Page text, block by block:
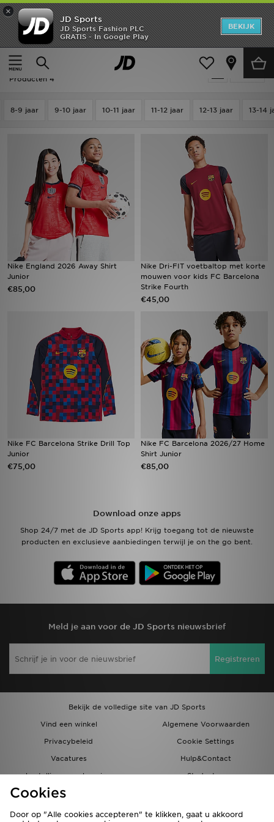
×
JD Sports
JD Sports Fashion PLC
GRATIS - In Google Play
BEKIJK
Thuis
Kids Junior Kleding (8-15 jaar) Replica outfits
Kids - Rood Nike Replica outfits
Producten 4
8-9 jaar 9-10 jaar 10-11 jaar 11-12 jaar 12-13 jaar 13-14
Nike England 2026 Away Shirt
Junior
€85,00
Nike Dri-FIT voetbaltop met korte
mouwen voor kids FC Barcelona
Strike Fourth
€45,00
Nike FC Barcelona Strike Drill Top
Junior
€75,00
Nike FC Barcelona 2026/27 Home
Shirt Junior
€85,00
Download onze apps
Shop 24/7 met de JD Sports app! Krijg toegang tot de nieuwste
producten en exclusieve aanbiedingen terwijl je on the go bent.
Meld je aan voor de JD Sports nieuwsbrief
Registreren
Bekijk de volledige site van JD Sports
Vind een winkel
Algemene Voorwaarden
Privacybeleid
Cookie Settings
Vacatures
Hulp&Contact
bestellingen en levering
Studenten
Partnerprogramma
New In
Heren
Dames
Merken
Voetbal
Sport
OFFERS
Download de app
Bestelling Traceren
Mijn JD
Klantenservice
Vacatures
Cookies
Door op "Alle cookies accepteren" te klikken, gaat u akkoord